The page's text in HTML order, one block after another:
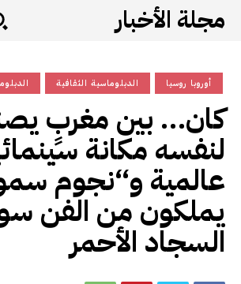
مجلة الأخبار
أوروبا روسيا الدبلوماسية الثقافية
كان… بين مغربٍ
لنفسه مكانة
عالمية و“نجوم
يملكون من الفن
السجاد الأحمر